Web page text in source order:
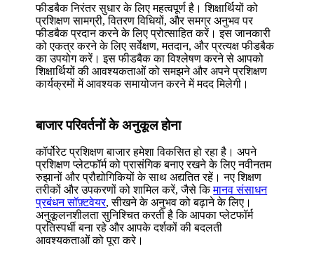
फीडबैक निरंतर सुधार के लिए महत्वपूर्ण है। शिक्षार्थियों को
प्रशिक्षण सामग्री, वितरण विधियों, और समग्र अनुभव पर
फीडबैक प्रदान करने के लिए प्रोत्साहित करें। इस जानकारी
को एकत्र करने के लिए सर्वेक्षण, मतदान, और प्रत्यक्ष फीडबैक
का उपयोग करें। इस फीडबैक का विश्लेषण करने से आपको
शिक्षार्थियों की आवश्यकताओं को समझने और अपने प्रशिक्षण
कार्यक्रमों में आवश्यक समायोजन करने में मदद मिलेगी।
बाजार परिवर्तनों के अनुकूल होना
कॉर्पोरेट प्रशिक्षण बाजार हमेशा विकसित हो रहा है। अपने
प्रशिक्षण प्लेटफॉर्म को प्रासंगिक बनाए रखने के लिए नवीनतम
रुझानों और प्रौद्योगिकियों के साथ अद्यतित रहें। नए शिक्षण
तरीकों और उपकरणों को शामिल करें, जैसे किमानव संसाधन
प्रबंधन सॉफ़्टवेयर, सीखने के अनुभव को बढ़ाने के लिए।
अनुकूलनशीलता सुनिश्चित करती है कि आपका प्लेटफॉर्म
प्रतिस्पर्धी बना रहे और आपके दर्शकों की बदलती
आवश्यकताओं को पूरा करे।